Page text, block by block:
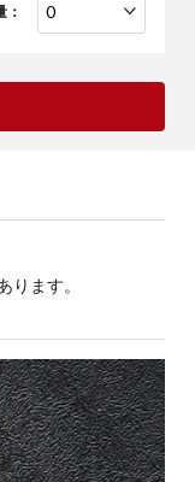
：
ます。